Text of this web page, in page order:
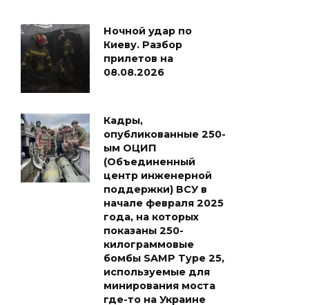
Ночной удар по
Киеву. Разбор
прилетов на
08.08.2026
Кадры,
опубликованные 250-
ым ОЦИП
(Объединенный
центр инженерной
поддержки) ВСУ в
начале февраля 2025
года, на которых
показаны 250-
килограммовые
бомбы SAMP Type 25,
используемые для
минирования моста
где-то на Украине